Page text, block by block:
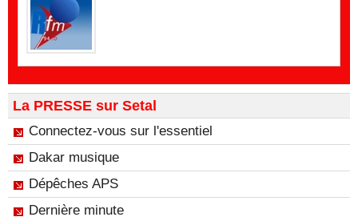
La PRESSE sur Setal
Connectez-vous sur l'essentiel
Dakar musique
Dépêches APS
Dernière minute